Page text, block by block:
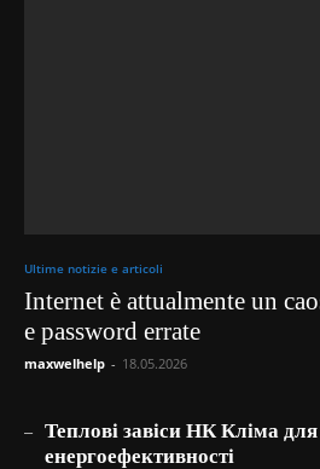
Ultime notizie e articoli
Internet è attualmente un
e password errate
maxwelhelp - 18.05.2026
Теплові завіси НК Кліма
енергоефективності